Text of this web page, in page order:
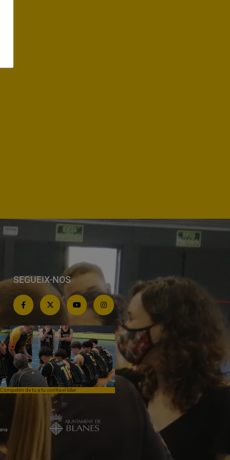
SEGUEIX-NOS
Competim de tu a tu contra el líder